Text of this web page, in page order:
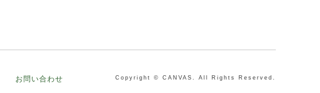
お問い合わせ Copyright © CANVAS. All Rights Reserved.